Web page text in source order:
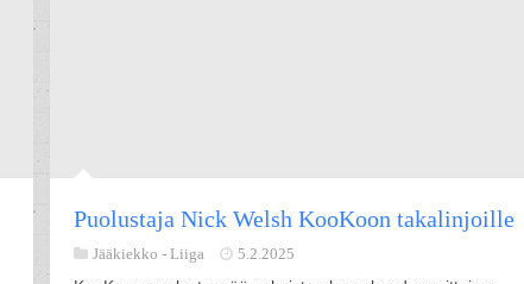
Puolustaja Nick Welsh KooKoon takalinjoille
Jääkiekko - Liiga 5.2.2025